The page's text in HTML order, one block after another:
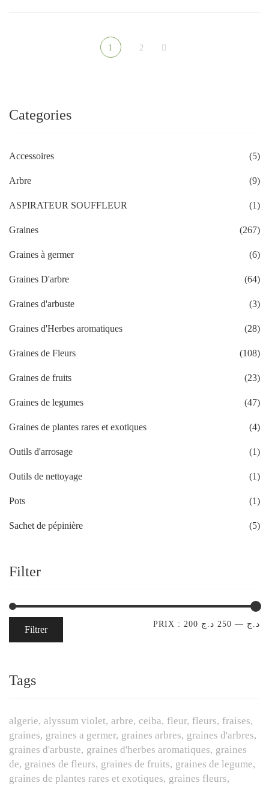
1 2
Categories
Accessoires (5)
Arbre (9)
ASPIRATEUR SOUFFLEUR (1)
Graines (267)
Graines à germer (6)
Graines D'arbre (64)
Graines d'arbuste (3)
Graines d'Herbes aromatiques (28)
Graines de Fleurs (108)
Graines de fruits (23)
Graines de legumes (47)
Graines de plantes rares et exotiques (4)
Outils d'arrosage (1)
Outils de nettoyage (1)
Pots (1)
Sachet de pépinière (5)
Filter
Filtrer
PRIX : 200 د.ج — 250 د.ج
Tags
algerie alyssum violet arbre ceiba fleur fleurs fraises
graines graines a germer graines arbres graines d'arbres
graines d'arbuste graines d'herbes aromatiques graines
de graines de fleurs graines de fruits graines de legume
graines de plantes rares et exotiques graines fleurs